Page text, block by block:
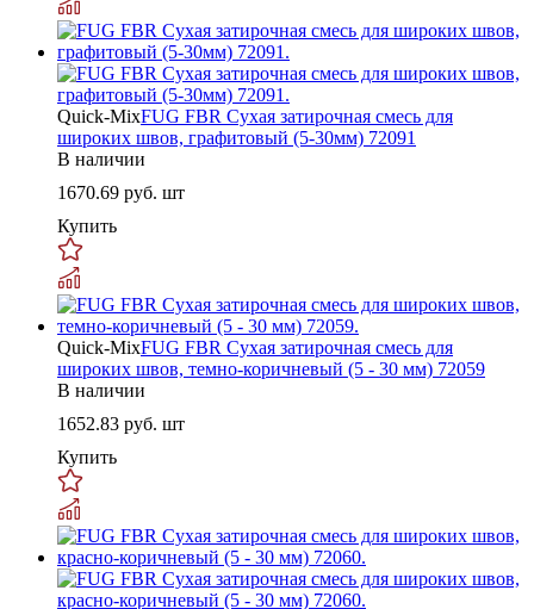
Quick-MixFUG FBR Сухая затирочная смесь для
широких швов, графитовый (5-30мм) 72091
В наличии
1670.69 руб. шт
Купить
Quick-MixFUG FBR Сухая затирочная смесь для
широких швов, темно-коричневый (5 - 30 мм) 72059
В наличии
1652.83 руб. шт
Купить